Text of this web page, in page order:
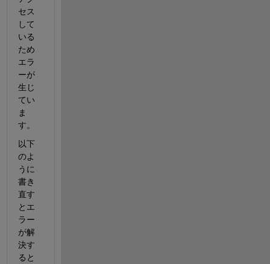
セス
して
いる
ため
エラ
ーが
生じ
てい
ま
す。
以下
のよ
うに
書き
直す
とエ
ラー
が解
決す
ると